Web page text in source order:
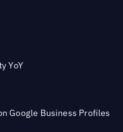
YoY
Google Business Profiles